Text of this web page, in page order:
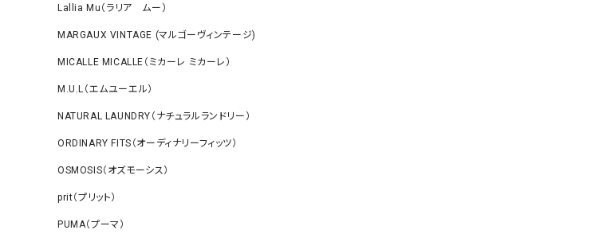
Lallia Mu（ラリア ムー）
MARGAUX VINTAGE (マルゴーヴィンテージ)
MICALLE MICALLE（ミカーレ ミカーレ）
M.U.L（エムユーエル）
NATURAL LAUNDRY（ナチュラルランドリー）
ORDINARY FITS（オーディナリーフィッツ）
OSMOSIS（オズモーシス）
prit（プリット）
PUMA（プーマ）